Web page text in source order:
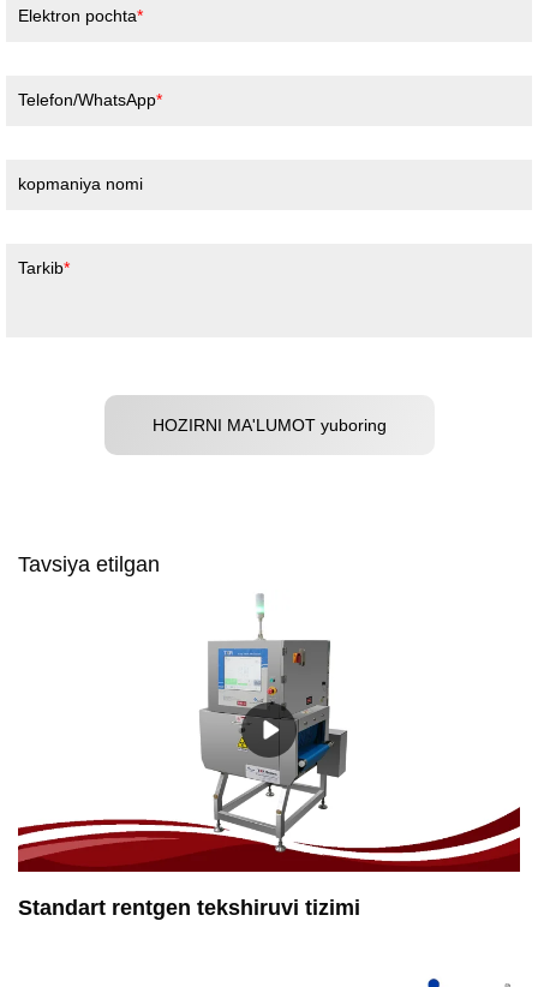
Elektron pochta
Telefon/WhatsApp
kopmaniya nomi
Tarkib
HOZIRNI MA'LUMOT yuboring
Tavsiya etilgan
Standart rentgen tekshiruvi tizimi